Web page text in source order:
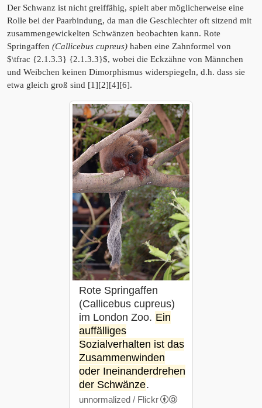
Der Schwanz ist nicht greiffähig, spielt aber möglicherweise eine
Rolle bei der Paarbindung, da man die Geschlechter oft sitzend mit
zusammengewickelten Schwänzen beobachten kann. Rote
Springaffen (Callicebus cupreus) haben eine Zahnformel von
$\tfrac {2.1.3.3} {2.1.3.3}$, wobei die Eckzähne von Männchen
und Weibchen keinen Dimorphismus widerspiegeln, d.h. dass sie
etwa gleich groß sind [1][2][4][6].
Rote Springaffen
(Callicebus cupreus)
im London Zoo. Ein
auffälliges
Sozialverhalten ist das
Zusammenwinden
oder Ineinanderdrehen
der Schwänze.
unnormalized / Flickr